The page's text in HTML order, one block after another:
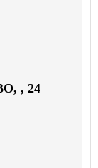
, 24